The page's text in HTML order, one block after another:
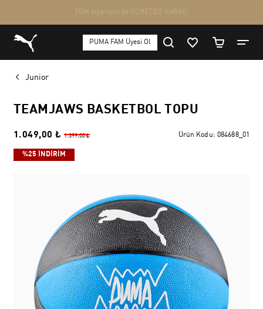
Junior
TEAMJAWS BASKETBOL TOPU
1.049,00 ₺ 1.399,00 ₺ Ürün Kodu: 084688_01
%25 İNDİRİM